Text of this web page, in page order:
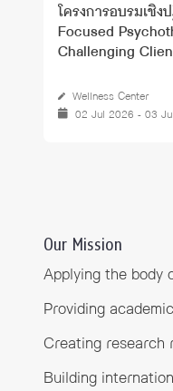
โครงการอบรมเชิ
Focused
Challenging
Wellness Center
02 Jul 2026 - 03
Our Mission
Applying the body
Providing
Creating research
Building